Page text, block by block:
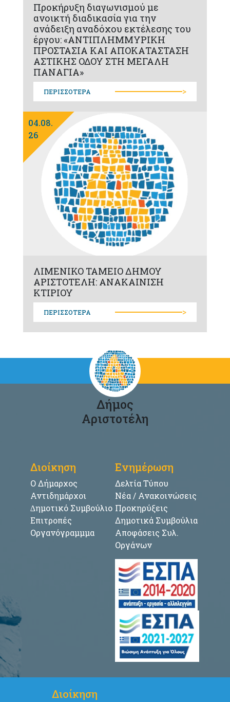
Προκήρυξη διαγωνισμού με
ανοικτή διαδικασία για την
ανάδειξη αναδόχου εκτέλεσης του
έργου: «ΑΝΤΙΠΛΗΜΜΥΡΙΚΗ
ΠΡΟΣΤΑΣΙΑ ΚΑΙ ΑΠΟΚΑΤΑΣΤΑΣΗ
ΑΣΤΙΚΗΣ ΟΔΟΥ ΣΤΗ ΜΕΓΑΛΗ
ΠΑΝΑΓΙΑ»
ΠΕΡΙΣΣΟΤΕΡΑ >
04.08.
26
ΛΙΜΕΝΙΚΟ ΤΑΜΕΙΟ ΔΗΜΟΥ
ΑΡΙΣΤΟΤΕΛΗ: ΑΝΑΚΑΙΝΙΣΗ
ΚΤΙΡΙΟΥ
ΠΕΡΙΣΣΟΤΕΡΑ >
Δήμος
Αριστοτέλη
Διοίκηση
Ο Δήμαρχος
Αντιδημάρχοι
∆ημοτικό Συμβούλιο
Επιτροπές
Οργανόγραμμμα
Ενημέρωση
Δελτία Τύπου
Νέα / Ανακοινώσεις
Προκηρύξεις
Δημοτικά Συμβούλια
Αποφάσεις Συλ.
Οργάνων
Διοίκηση